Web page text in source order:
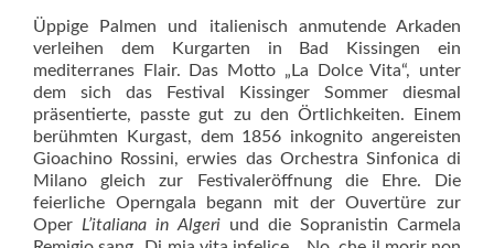
Üppige Palmen und italienisch anmutende Arkaden
verleihen dem Kurgarten in Bad Kissingen ein
mediterranes Flair. Das Motto „La Dolce Vita“, unter
dem sich das Festival Kissinger Sommer diesmal
präsentierte, passte gut zu den Örtlichkeiten. Einem
berühmten Kurgast, dem 1856 inkognito angereisten
Gioachino Rossini, erwies das Orchestra Sinfonica di
Milano gleich zur Festivaleröffnung die Ehre. Die
feierliche Operngala begann mit der Ouvertüre zur
Oper L’italiana in Algeri und die Sopranistin Carmela